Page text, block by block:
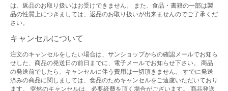
は、返品のお取り扱いはお受けできません。 また、食品・書籍の一部は製
品の性質上につきましては、返品のお取り扱いが出来ませんのでご了承くだ
さい。
キャンセルについて
注文のキャンセルをしたい場合は、サンショップからの確認メールでお知ら
せした、商品の発送日の前日までに、電子メールでお知らせ下さい。 商品
の発送前でしたら、キャンセルに伴う費用は一切頂きません。 すでに発送
済みの商品に関しましては、食品のためキャンセルをご遠慮いただいており
ます。 突然のキャンセルは、必要経費を頂く場合がございます。 商品発送